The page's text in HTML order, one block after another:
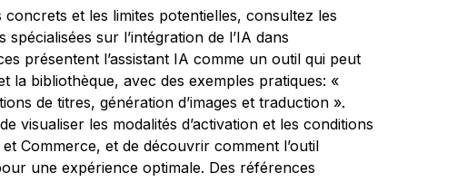
et les limites potentielles, consultez les
sur l’intégration de l’IA dans
présentent l’assistant IA comme un outil qui peut
la bibliothèque, avec des exemples pratiques: «
de titres, génération d’images et traduction ».
visualiser les modalités d’activation et les conditions
Commerce, et de découvrir comment l’outil
une expérience optimale. Des références